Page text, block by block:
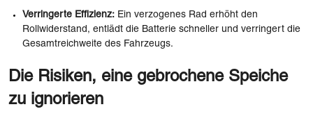
Verringerte Effizienz: Ein verzogenes Rad erhöht den
Rollwiderstand, entlädt die Batterie schneller und verringert die
Gesamtreichweite des Fahrzeugs.
Die Risiken, eine gebrochene Speiche
zu ignorieren